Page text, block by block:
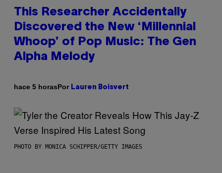
This Researcher Accidentally
Discovered the New ‘Millennial
Whoop’ of Pop Music: The Gen
Alpha Melody
hace 5 horasPor Lauren Boisvert
PHOTO BY MONICA SCHIPPER/GETTY IMAGES